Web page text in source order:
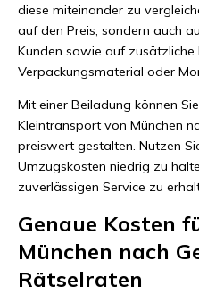
diese miteinander zu
auf den Preis, sondern auch
Kunden sowie auf zusätzliche
Verpackungsmaterial oder
Mit einer Beiladung können
Kleintransport von München
preiswert gestalten. Nutzen
Umzugskosten niedrig zu
zuverlässigen Service zu
Genaue Kosten
München nach
Rätselraten